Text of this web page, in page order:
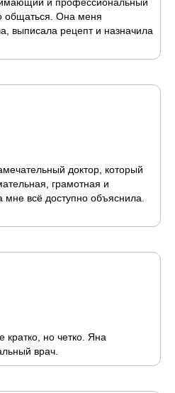
общаться. Она меня
выписала рецепт и назначила
доктор, который
грамотная и
всё доступно объяснила.
кратко, но четко. Яна
врач.